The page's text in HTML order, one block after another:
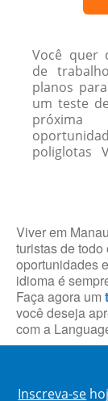
Você quer
de
planos
um teste
próxima
poliglotas
Viver em
turistas de
oportunidades
idioma é
Faça agora um
você deseja
com a
Inscreva-se